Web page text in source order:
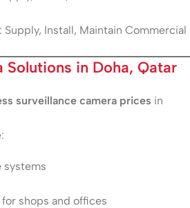
: Supply, Install, Maintain Commercial
Solutions in Doha, Qatar
surveillance camera prices in
systems
shops and offices